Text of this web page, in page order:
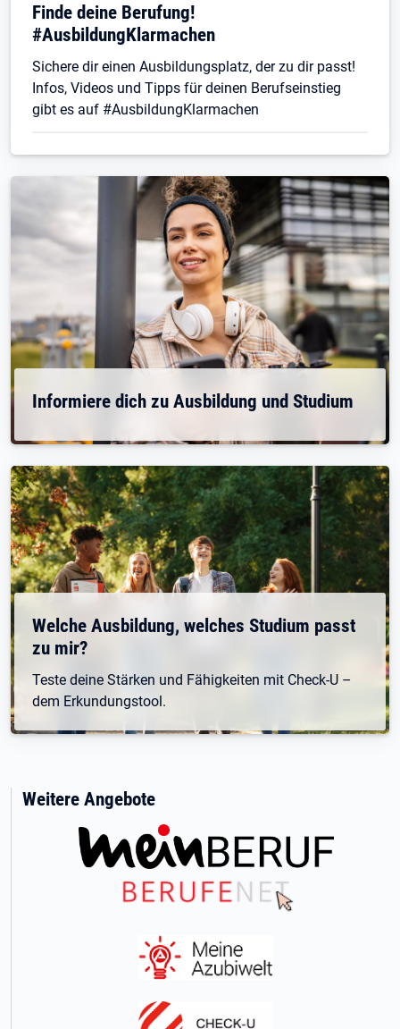
Finde deine Berufung!
#AusbildungKlarmachen
Sichere dir einen Ausbildungsplatz, der zu dir passt!
Infos, Videos und Tipps für deinen Berufseinstieg
gibt es auf #AusbildungKlarmachen
Informiere dich zu Ausbildung und Studium
Welche Ausbildung, welches Studium passt
zu mir?
Teste deine Stärken und Fähigkeiten mit Check-U –
dem Erkundungstool.
Weitere Angebote